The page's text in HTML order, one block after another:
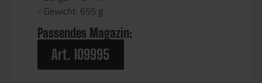
- Gewicht: 655 g
Passendes Magazin:
Art. 109995